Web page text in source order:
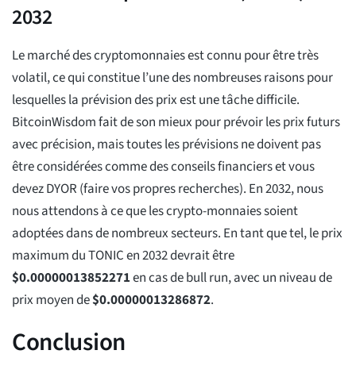
2032
Le marché des cryptomonnaies est connu pour être très
volatil, ce qui constitue l’une des nombreuses raisons pour
lesquelles la prévision des prix est une tâche difficile.
BitcoinWisdom fait de son mieux pour prévoir les prix futurs
avec précision, mais toutes les prévisions ne doivent pas
être considérées comme des conseils financiers et vous
devez DYOR (faire vos propres recherches). En 2032, nous
nous attendons à ce que les crypto-monnaies soient
adoptées dans de nombreux secteurs. En tant que tel, le prix
maximum du TONIC en 2032 devrait être
$0.00000013852271en cas de bull run, avec un niveau de
prix moyen de$0.00000013286872.
Conclusion